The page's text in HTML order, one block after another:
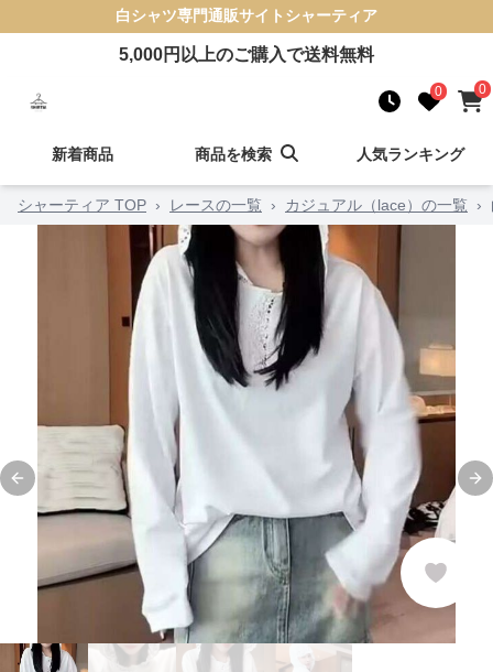
白シャツ専門通販サイト シャーティア
5,000円以上のご購入で送料無料
0 0
新着商品 商品を検索 人気ランキング
シャーティア TOP › レースの一覧 › カジュアル（lace）の一覧 ›
Previous slide